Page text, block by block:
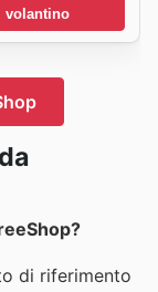
volantino
di riferimento